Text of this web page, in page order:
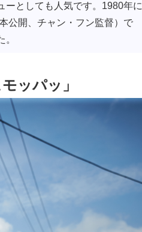
ーとしても人気です。1980年に
公開、チャン・フン監督）で
モッパッ」